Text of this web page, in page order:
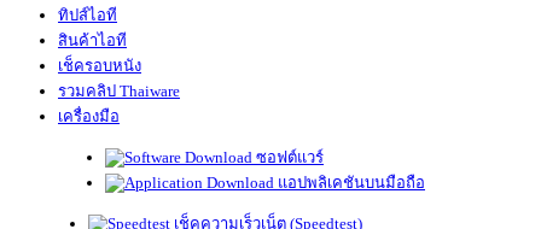
ทิปส์ไอที
สินค้าไอที
เช็ครอบหนัง
รวมคลิป Thaiware
เครื่องมือ
ซอฟต์แวร์
แอปพลิเคชันบนมือถือ
เช็คความเร็วเน็ต (Speedtest)